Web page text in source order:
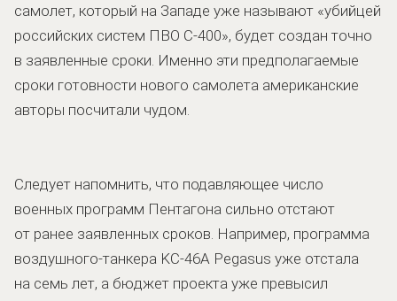
самолет, который на Западе уже называют «убийцей
российских систем ПВО С-400», будет создан точно
в заявленные сроки. Именно эти предполагаемые
сроки готовности нового самолета американские
авторы посчитали чудом.
Следует напомнить, что подавляющее число
военных программ Пентагона сильно отстают
от ранее заявленных сроков. Например, программа
воздушного-танкера KC-46A Pegasus уже отстала
на семь лет, а бюджет проекта уже превысил